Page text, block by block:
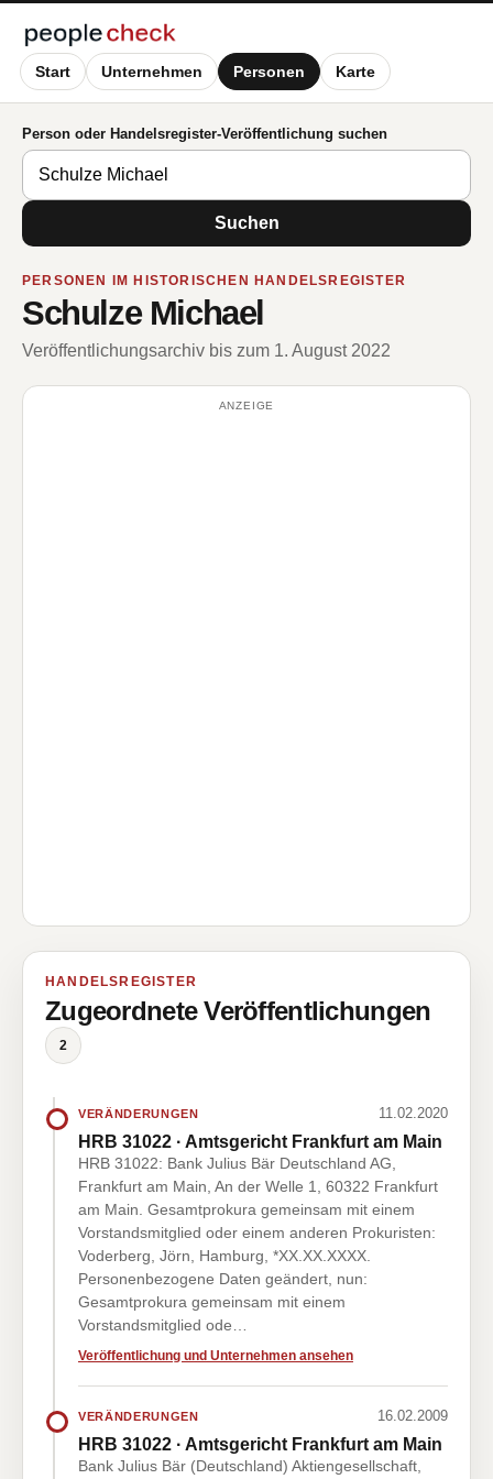
Start Unternehmen Personen Karte
Person oder Handelsregister-Veröffentlichung suchen
Suchen
PERSONEN IM HISTORISCHEN HANDELSREGISTER
Schulze Michael
Veröffentlichungsarchiv bis zum 1. August 2022
ANZEIGE
HANDELSREGISTER
Zugeordnete Veröffentlichungen
2
VERÄNDERUNGEN 11.02.2020
HRB 31022 · Amtsgericht Frankfurt am Main
HRB 31022: Bank Julius Bär Deutschland AG,
Frankfurt am Main, An der Welle 1, 60322 Frankfurt
am Main. Gesamtprokura gemeinsam mit einem
Vorstandsmitglied oder einem anderen Prokuristen:
Voderberg, Jörn, Hamburg, *XX.XX.XXXX.
Personenbezogene Daten geändert, nun:
Gesamtprokura gemeinsam mit einem
Vorstandsmitglied ode…
Veröffentlichung und Unternehmen ansehen
VERÄNDERUNGEN 16.02.2009
HRB 31022 · Amtsgericht Frankfurt am Main
Bank Julius Bär (Deutschland) Aktiengesellschaft,